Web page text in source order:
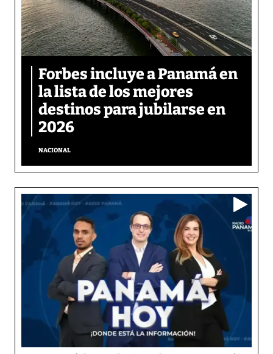
Forbes incluye a Panamá en
la lista de los mejores
destinos para jubilarse en
2026
NACIONAL